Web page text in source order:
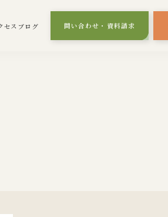
セス ブログ 問い合わせ・資料請求